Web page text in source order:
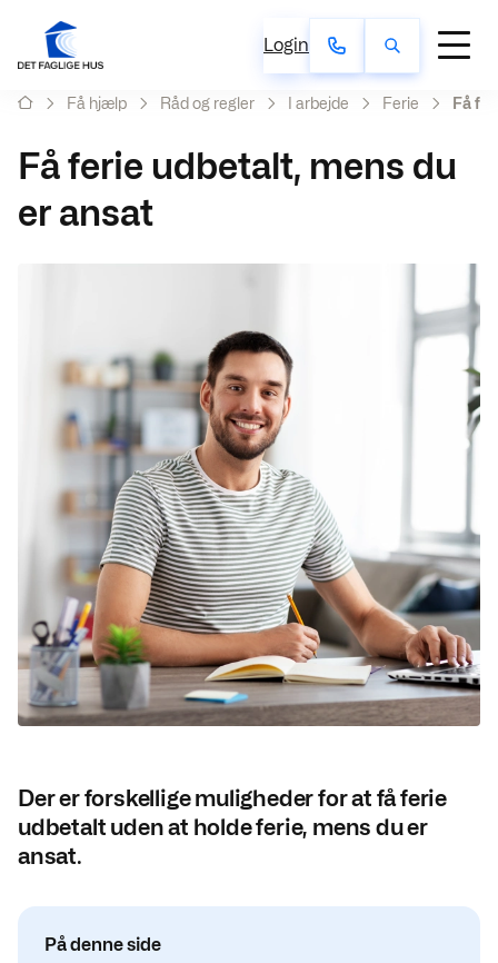
Login
Få hjælp Råd og regler I arbejde Ferie Få
Få ferie udbetalt, mens du
er ansat
Der er forskellige muligheder for at få ferie
udbetalt uden at holde ferie, mens du er
ansat.
På denne side